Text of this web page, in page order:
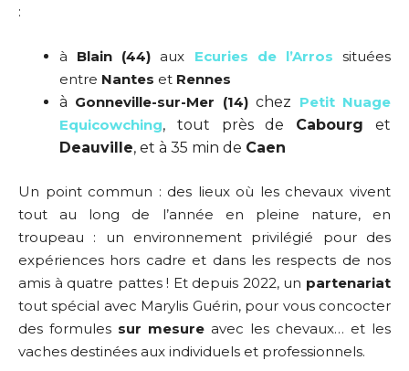
:
à Blain (44) aux Ecuries de l’Arros situées
entre Nantes et Rennes
à Gonneville-sur-Mer (14)chez Petit Nuage
Equicowching, tout près de Cabourg et
Deauville, et à 35 min de Caen
Un point commun : des lieux où les chevaux vivent
tout au long de l’année en pleine nature, en
troupeau : un environnement privilégié pour des
expériences hors cadre et dans les respects de nos
amis à quatre pattes ! Et depuis 2022, un partenariat
tout spécial avec Marylis Guérin, pour vous concocter
des formules sur mesure avec les chevaux… et les
vaches destinées aux individuels et professionnels.